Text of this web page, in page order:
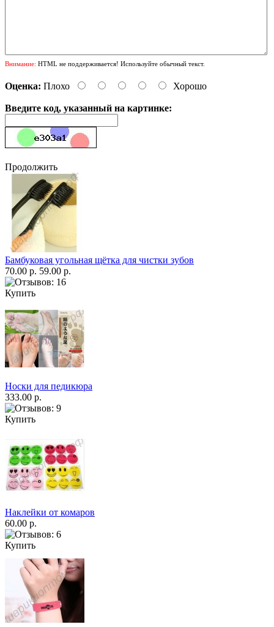
Внимание: HTML не поддерживается! Используйте обычный текст.
Оценка: Плохо Хорошо
Введите код, указанный на картинке:
Продолжить
Бамбуковая угольная щётка для чистки зубов
70.00 р. 59.00 р.
Купить
Носки для педикюра
333.00 р.
Купить
Наклейки от комаров
60.00 р.
Купить